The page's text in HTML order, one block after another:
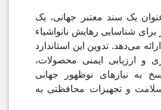
یک سند معتبر جهانی، یک
شناسایی رهایش نانواشیاء
می‌دهد. تدوین این استاندارد
و ارزیابی ایمنی محصولات،
به نیازهای نوظهور جهانی
و تجهیزات محافظتی به